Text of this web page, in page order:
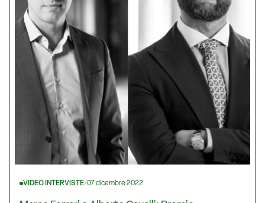
VIDEO INTERVISTE/07 dicembre 2022